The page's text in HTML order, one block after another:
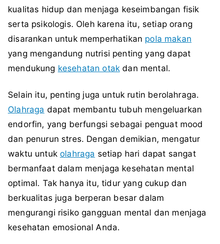
kualitas hidup dan menjaga keseimbangan fisik
serta psikologis. Oleh karena itu, setiap orang
disarankan untuk memperhatikan pola makan
yang mengandung nutrisi penting yang dapat
mendukung kesehatan otak dan mental.
Selain itu, penting juga untuk rutin berolahraga.
Olahraga dapat membantu tubuh mengeluarkan
endorfin, yang berfungsi sebagai penguat mood
dan penurun stres. Dengan demikian, mengatur
waktu untukolahraga setiap hari dapat sangat
bermanfaat dalam menjaga kesehatan mental
optimal. Tak hanya itu, tidur yang cukup dan
berkualitas juga berperan besar dalam
mengurangi risiko gangguan mental dan menjaga
kesehatan emosional Anda.